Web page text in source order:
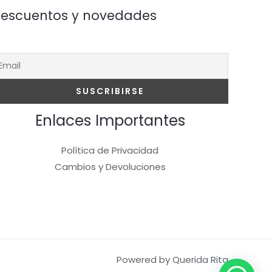
y novedades
Enlaces Importantes
Política de Privacidad
Cambios y Devoluciones
Powered by Querida Rita